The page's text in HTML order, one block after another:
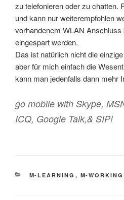
zu telefonieren oder zu chatten.
und kann nur weiterempfohlen
vorhandenem WLAN
eingespart werden.
Das ist natürlich nicht die
aber für mich einfach die
kann man jedenfalls dann mehr
go mobile with Skype,
ICQ, Google Talk,& SIP!
KATEGORIEN
M-LEARNING , M-WORKING